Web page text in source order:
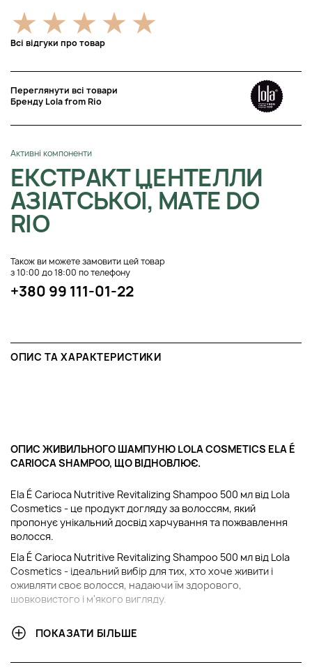
Всі відгуки про товар
Переглянути всі товари
Бренду Lola from Rio
Активні компоненти
ЕКСТРАКТ ЦЕНТЕЛЛИ
АЗІАТСЬКОЇ, MATE DO
RIO
Також ви можете замовити цей товар
з 10:00 до 18:00 по телефону
+380 99 111-01-22
ОПИС ТА ХАРАКТЕРИСТИКИ
ОПИС ЖИВИЛЬНОГО ШАМПУНЮ LOLA COSMETICS ELA É
CARIOCA SHAMPOO, ЩО ВІДНОВЛЮЄ.
Ela É Carioca Nutritive Revitalizing Shampoo 500 мл від Lola
Cosmetics - це продукт догляду за волоссям, який
пропонує унікальний досвід харчування та пожвавлення
волосся.
Ela É Carioca Nutritive Revitalizing Shampoo 500 мл від Lola
Cosmetics - ідеальний вибір для тих, хто хоче живити і
оживляти своє волосся, надаючи їм здорового,
шовковистого і м'якого вигляду.
У ЧОМУ ПЕРЕВАГИ ВІДНОВЛЮЮЧОГО ЖИВИЛЬНОГО
ПОКАЗАТИ БІЛЬШЕ